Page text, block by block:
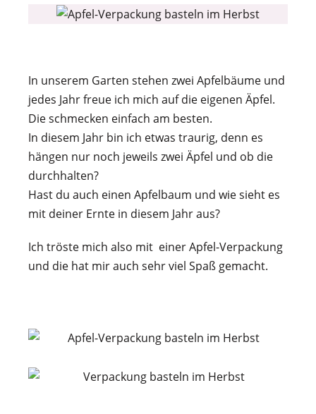
In unserem Garten stehen zwei Apfelbäume und
jedes Jahr freue ich mich auf die eigenen Äpfel.
Die schmecken einfach am besten.
In diesem Jahr bin ich etwas traurig, denn es
hängen nur noch jeweils zwei Äpfel und ob die
durchhalten?
Hast du auch einen Apfelbaum und wie sieht es
mit deiner Ernte in diesem Jahr aus?
Ich tröste mich also mit einer Apfel-Verpackung
und die hat mir auch sehr viel Spaß gemacht.